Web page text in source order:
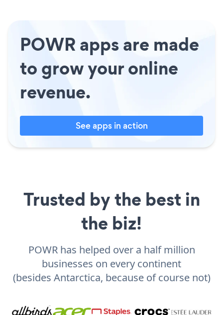
POWR apps are made
to grow your online
revenue.
See apps in action
Trusted by the best in
the biz!
POWR has helped over a half million
businesses on every continent
(besides Antarctica, because of course not)